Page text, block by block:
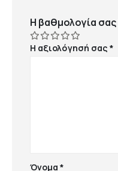
Η βαθμολογία σας
Η αξιολόγησή σας*
Όνομα*